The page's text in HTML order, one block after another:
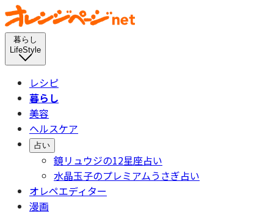
暮らし
LifeStyle
レシピ
暮らし
美容
ヘルスケア
占い
鏡リュウジの12星座占い
水晶玉子のプレミアムうさぎ占い
オレペエディター
漫画